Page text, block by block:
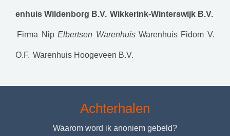
enhuis Wildenborg B.V. Wikkerink-Winterswijk B.V.
Firma Nip Elbertsen Warenhuis Warenhuis Fidom V.
O.F. Warenhuis Hoogeveen B.V.
Achterhalen
Waarom word ik anoniem gebeld?